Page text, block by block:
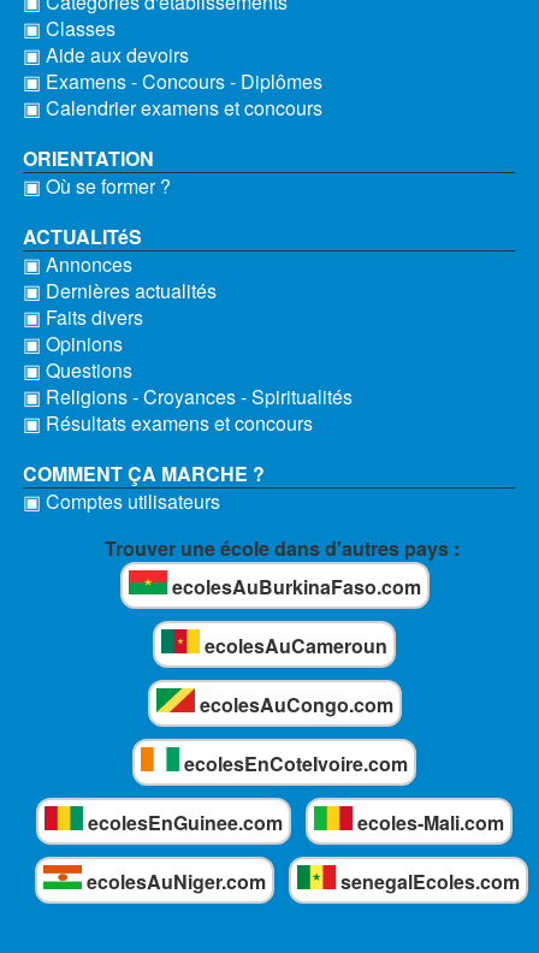
▣ Classes
▣ Aide aux devoirs
▣ Examens - Concours - Diplômes
▣ Calendrier examens et concours
ORIENTATION
▣ Où se former ?
ACTUALITéS
▣ Annonces
▣ Dernières actualités
▣ Faits divers
▣ Opinions
▣ Questions
▣ Religions - Croyances - Spiritualités
▣ Résultats examens et concours
COMMENT ÇA MARCHE ?
▣ Comptes utilisateurs
Trouver une école dans d'autres pays :
ecolesAuBurkinaFaso.com
ecolesAuCameroun
ecolesAuCongo.com
ecolesEnCoteIvoire.com
ecolesEnGuinee.com ecoles-Mali.com
ecolesAuNiger.com senegalEcoles.com